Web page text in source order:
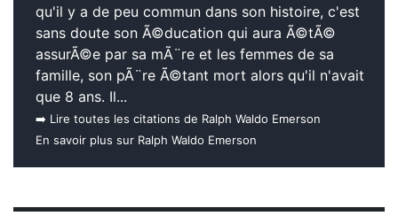
qu'il y a de peu commun dans son histoire, c'est
sans doute son Ã©ducation qui aura Ã©tÃ©
assurÃ©e par sa mÃ¨re et les femmes de sa
famille, son pÃ¨re Ã©tant mort alors qu'il n'avait
que 8 ans. Il...
➡️ Lire toutes les citations de Ralph Waldo Emerson
En savoir plus sur Ralph Waldo Emerson